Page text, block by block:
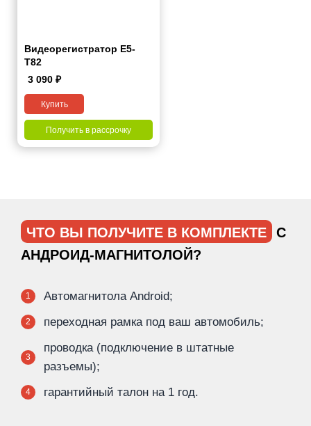
Видеорегистратор Е5-
Т82
3 090 ₽
Купить
Получить в рассрочку
ЧТО ВЫ ПОЛУЧИТЕ В КОМПЛЕКТЕ
С
АНДРОИД-МАГНИТОЛОЙ?
1 Автомагнитола Android;
2 переходная рамка под ваш автомобиль;
3
проводка (подключение в штатные
разъемы);
4 гарантийный талон на 1 год.